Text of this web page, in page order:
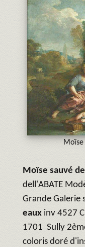
Moïse
Moïse sauvé
dell'ABATE
Grande Galerie
eaux inv 4527
1701 Sully
coloris doré